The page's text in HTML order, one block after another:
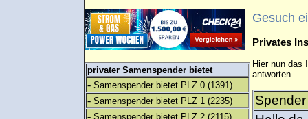
privater Samenspender bietet
- Samenspender bietet PLZ 0 (1391)
- Samenspender bietet PLZ 1 (2235)
- Samenspender bietet PLZ 2 (2115)
Gesuch
Privates
Hier nun das
antworten.